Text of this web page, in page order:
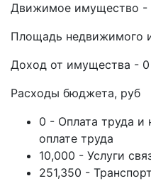
Движимое имущество -
Площадь недвижимого
Доход от имущества - 0
Расходы бюджета, руб
0 - Оплата труда и
оплате труда
10,000 - Услуги
251,350 -